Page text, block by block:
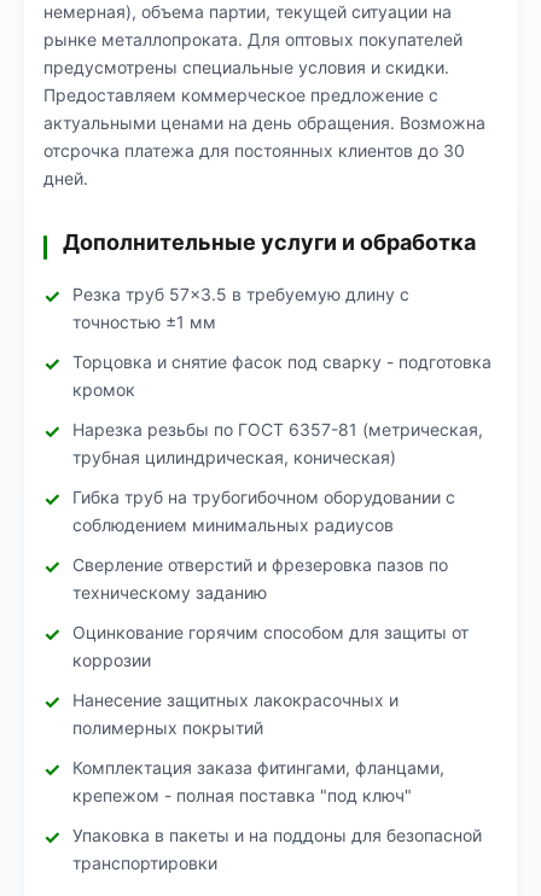
немерная), объема партии, текущей ситуации на
рынке металлопроката. Для оптовых покупателей
предусмотрены специальные условия и скидки.
Предоставляем коммерческое предложение с
актуальными ценами на день обращения. Возможна
отсрочка платежа для постоянных клиентов до 30
дней.
Дополнительные услуги и обработка
Резка труб 57×3.5 в требуемую длину с
точностью ±1 мм
Торцовка и снятие фасок под сварку - подготовка
кромок
Нарезка резьбы по ГОСТ 6357-81 (метрическая,
трубная цилиндрическая, коническая)
Гибка труб на трубогибочном оборудовании с
соблюдением минимальных радиусов
Сверление отверстий и фрезеровка пазов по
техническому заданию
Оцинкование горячим способом для защиты от
коррозии
Нанесение защитных лакокрасочных и
полимерных покрытий
Комплектация заказа фитингами, фланцами,
крепежом - полная поставка "под ключ"
Упаковка в пакеты и на поддоны для безопасной
транспортировки